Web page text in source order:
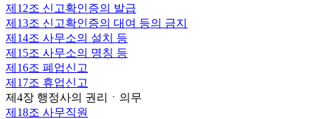
제12조 신고확인증의 발급
제13조 신고확인증의 대여 등의 금지
제14조 사무소의 설치 등
제15조 사무소의 명칭 등
제16조 폐업신고
제17조 휴업신고
제4장 행정사의 권리ㆍ의무
제18조 사무직원